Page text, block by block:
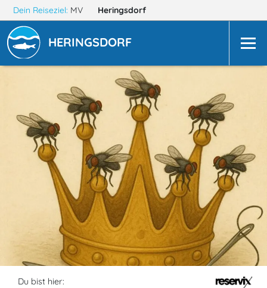
Dein Reiseziel: MV Heringsdorf
HERINGSDORF
Du bist hier: